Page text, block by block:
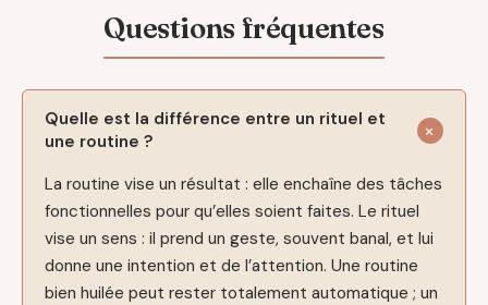
Quelle est la différence entre un rituel et
une routine ?
La routine vise un résultat : elle enchaîne des tâches
fonctionnelles pour qu’elles soient faites. Le rituel
vise un sens : il prend un geste, souvent banal, et lui
donne une intention et de l’attention. Une routine
bien huilée peut rester totalement automatique ; un